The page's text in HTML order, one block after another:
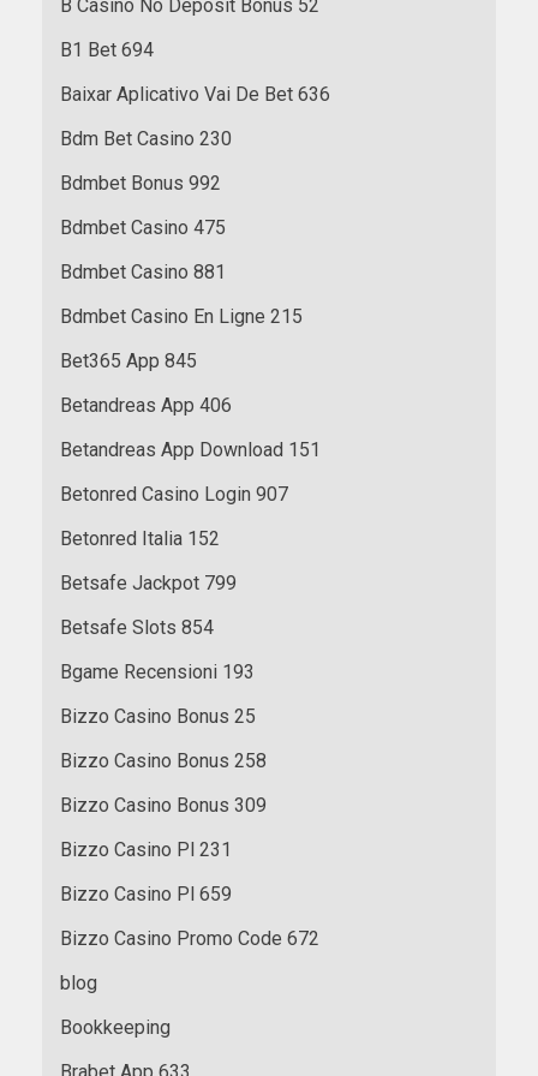
B Casino No Deposit Bonus 52
B1 Bet 694
Baixar Aplicativo Vai De Bet 636
Bdm Bet Casino 230
Bdmbet Bonus 992
Bdmbet Casino 475
Bdmbet Casino 881
Bdmbet Casino En Ligne 215
Bet365 App 845
Betandreas App 406
Betandreas App Download 151
Betonred Casino Login 907
Betonred Italia 152
Betsafe Jackpot 799
Betsafe Slots 854
Bgame Recensioni 193
Bizzo Casino Bonus 25
Bizzo Casino Bonus 258
Bizzo Casino Bonus 309
Bizzo Casino Pl 231
Bizzo Casino Pl 659
Bizzo Casino Promo Code 672
blog
Bookkeeping